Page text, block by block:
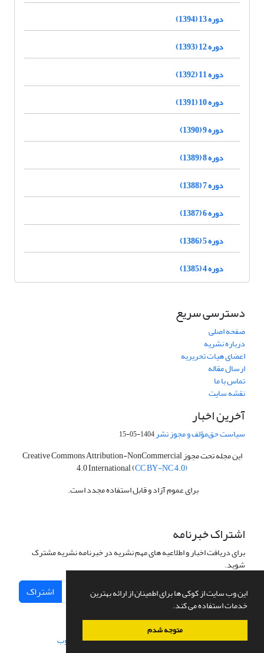
این وب سایت از کوکی ها برای اطمینان از ارائه بهترین
خدمات استفاده می کند.
متوجه شدم
دوره 13 (1394)
دوره 12 (1393)
دوره 11 (1392)
دوره 10 (1391)
دوره 9 (1390)
دوره 8 (1389)
دوره 7 (1388)
دوره 6 (1387)
دوره 5 (1386)
دوره 4 (1385)
دسترسی سریع
صفحه اصلی
درباره نشریه
اعضای هیات تحریریه
ارسال مقاله
تماس با ما
نقشه سایت
آخرین اخبار
سیاست حق‌مؤلف و مجوز نشر1404-05-15
این مجله تحت مجوز Creative Commons Attribution-NonCommercial
4.0 International (CC BY-NC 4.0)
برای عموم آزاد و قابل استفاده مجدد است.
اشتراک خبرنامه
برای دریافت اخبار و اطلاعیه های مهم نشریه در خبرنامه نشریه مشترک
شوید.
اشتراک
سامانه مدیریت نشریات علمی.طراحی و پیاده سازی از سیناوب